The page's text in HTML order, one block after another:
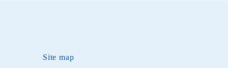
Site map